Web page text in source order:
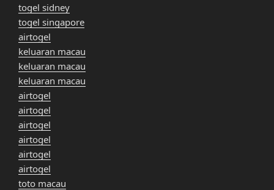
togel sidney
togel singapore
airtogel
keluaran macau
keluaran macau
keluaran macau
airtogel
airtogel
airtogel
airtogel
airtogel
airtogel
toto macau